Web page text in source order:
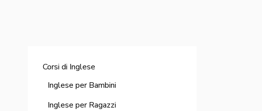
Corsi di Inglese
Inglese per Bambini
Inglese per Ragazzi